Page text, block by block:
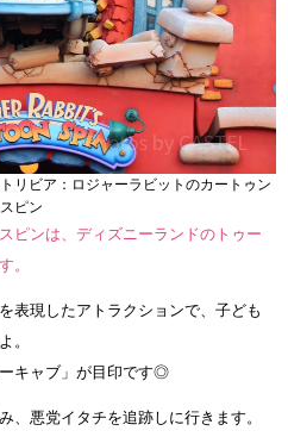
リビア：ロジャーラビットのカートゥン
スピン
ピンは、ディズニーランドのトゥー
。
表現したアトラクションで、子ども
。
キャブ」が目印です◎
、悪党イタチを追跡しに行きます。